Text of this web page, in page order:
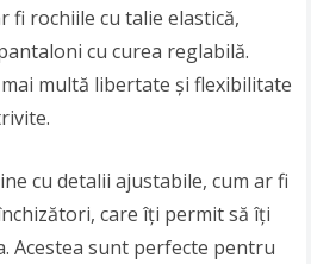
fi rochiile cu talie elastică,
cu curea reglabilă.
multă libertate și flexibilitate
cu detalii ajustabile, cum ar fi
care îți permit să îți
Acestea sunt perfecte pentru